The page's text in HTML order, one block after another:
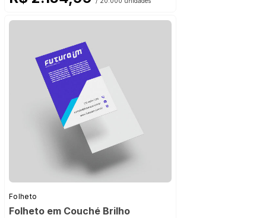
Folheto
Folheto em Couché Brilho